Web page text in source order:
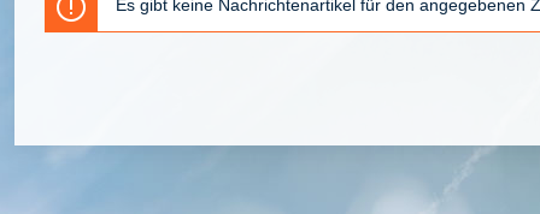
Es gibt keine Nachrichtenartikel für den angegebenen